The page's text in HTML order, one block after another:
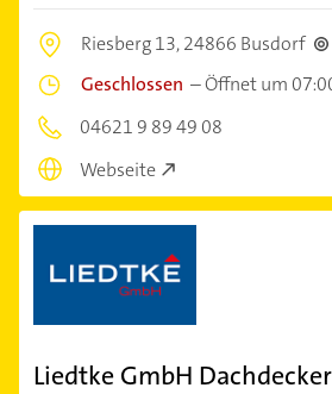
Riesberg 13,24866 Busdorf
Geschlossen –Öffnet um
04621 9 89 49 08
Webseite
Liedtke GmbH